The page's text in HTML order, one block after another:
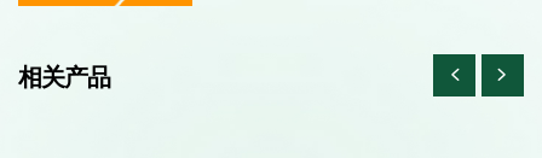
相关产品